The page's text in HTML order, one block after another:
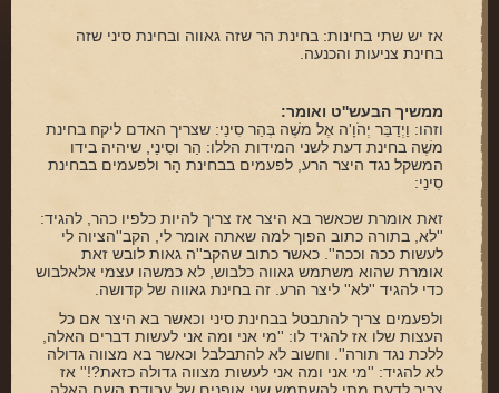
אז יש שתי בחינות: בחינת הר שזה גאווה ובחינת סיני שזה
בחינת צניעות והכנעה.
ממשיך הבעש''ט ואומר:
וזהו: וַיְדַבֵּר יְהֹוָ'ה אֶל משֶׁה בְּהַר סִינַי: שצריך האדם ליקח בחינת
משֶׁה בחינת דעת לשני המידות הללו: הַר וסִינַי, שיהיה בידו
המשקל נגד היצר הרע, לפעמים בבחינת הַר ולפעמים בבחינת
סִינַי:
זאת אומרת שכאשר בא היצר אז צריך להיות כלפיו כהר, להגיד:
''לא, בתורה כתוב הפוך למה שאתה אומר לי, הקב''הציוה לי
לעשות ככה וככה''. כאשר כתוב שהקב''ה גאות לובש זאת
אומרת שהוא משתמש גאווה כלבוש, לא כמשהו עצמי אלאלבוש
כדי להגיד ''לא'' ליצר הרע. זה בחינת גאווה של קדושה.
ולפעמים צריך להתבטל בבחינת סיני וכאשר בא היצר אם כל
העצות שלו אז להגיד לו: ''מי אני ומה אני לעשות דברים האלה,
ללכת נגד תורה''. וחשוב לא להתבלבל וכאשר בא מצווה גדולה
לא להגיד: ''מי אני ומה אני לעשות מצווה גדולה כזאת?!'' אז